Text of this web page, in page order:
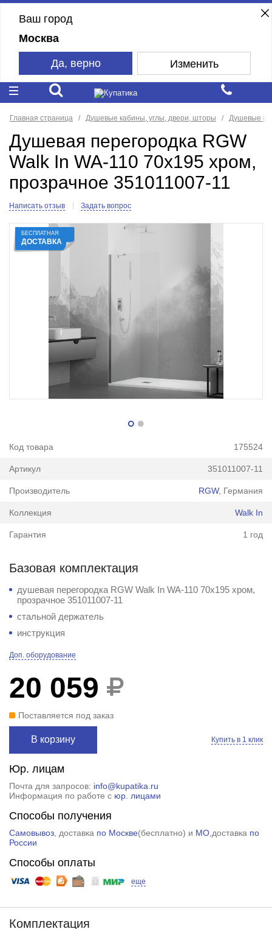
Ваш город
Москва
Да, верно Изменить
Главная страница Душевые кабины, углы, двери, шторы Душевые
Душевая перегородка RGW
Walk In WA-110 70x195 хром,
прозрачное 351011007-11
Написать отзыв Задать вопрос
БЕСПЛАТНАЯ
ДОСТАВКА
Код товара 175524
Артикул 351011007-11
Производитель RGW, Германия
Коллекция Walk In
Гарантия 1 год
Базовая комплектация
душевая перегородка RGW Walk In WA-110 70x195 хром,
прозрачное 351011007-11
стальной держатель
инструкция
Доп. оборудование
20 059
Поставляется под заказ
В корзину Купить в 1 клик
Юр. лицам
Почта для запросов: info@kupatika.ru
Информация по работе с юр. лицами
Способы получения
Самовывоз, доставка по Москве(бесплатно) и МО,доставка по
России
Способы оплаты
еще
Комплектация